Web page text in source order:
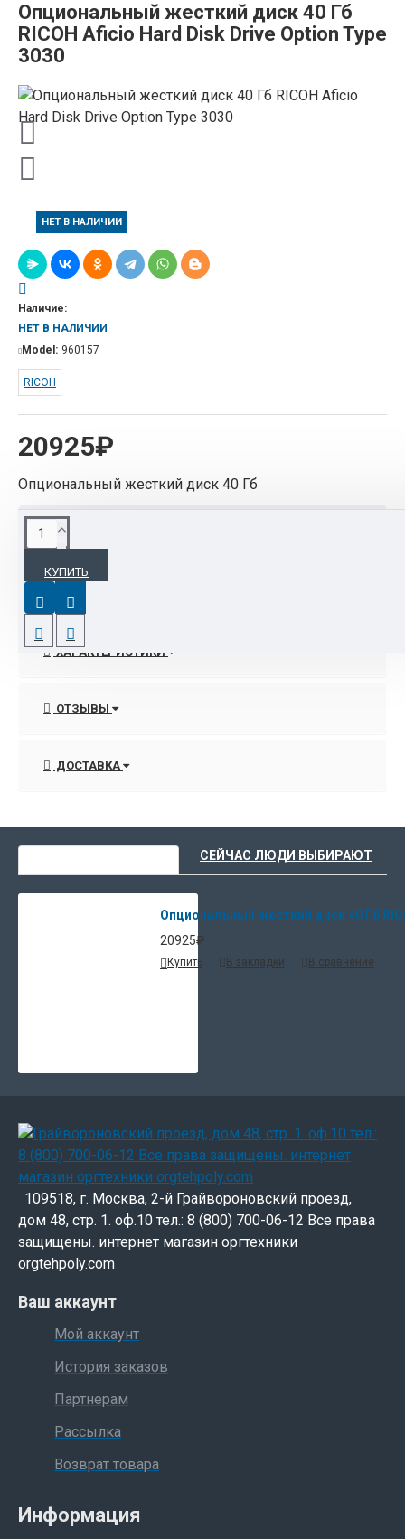
Опциональный жесткий диск 40 Гб
RICOH Aficio Hard Disk Drive Option Type
3030
НЕТ В НАЛИЧИИ
20925₽
Наличие:
НЕТ В НАЛИЧИИ
Model: 960157
RICOH
Опциональный жесткий диск 40 Гб
КУПИТЬ
ОПИСАНИЕ
Жесткий диск для RICOH Aficio 3025/3030
ХАРАКТЕРИСТИКИ
ОТЗЫВЫ
ДОСТАВКА
СЕЙЧАС ЛЮДИ ВЫБИРАЮТ
Опциональный жесткий диск 40 Гб
20925₽
Купить В закладки В сравнение
109518, г. Москва, 2-й Грайвороновский проезд,
дом 48, стр. 1. оф.10 тел.: 8 (800) 700-06-12 Все права
защищены. интернет магазин оргтехники
orgtehpoly.com
Ваш аккаунт
Мой аккаунт
История заказов
Партнерам
Рассылка
Возврат товара
Информация